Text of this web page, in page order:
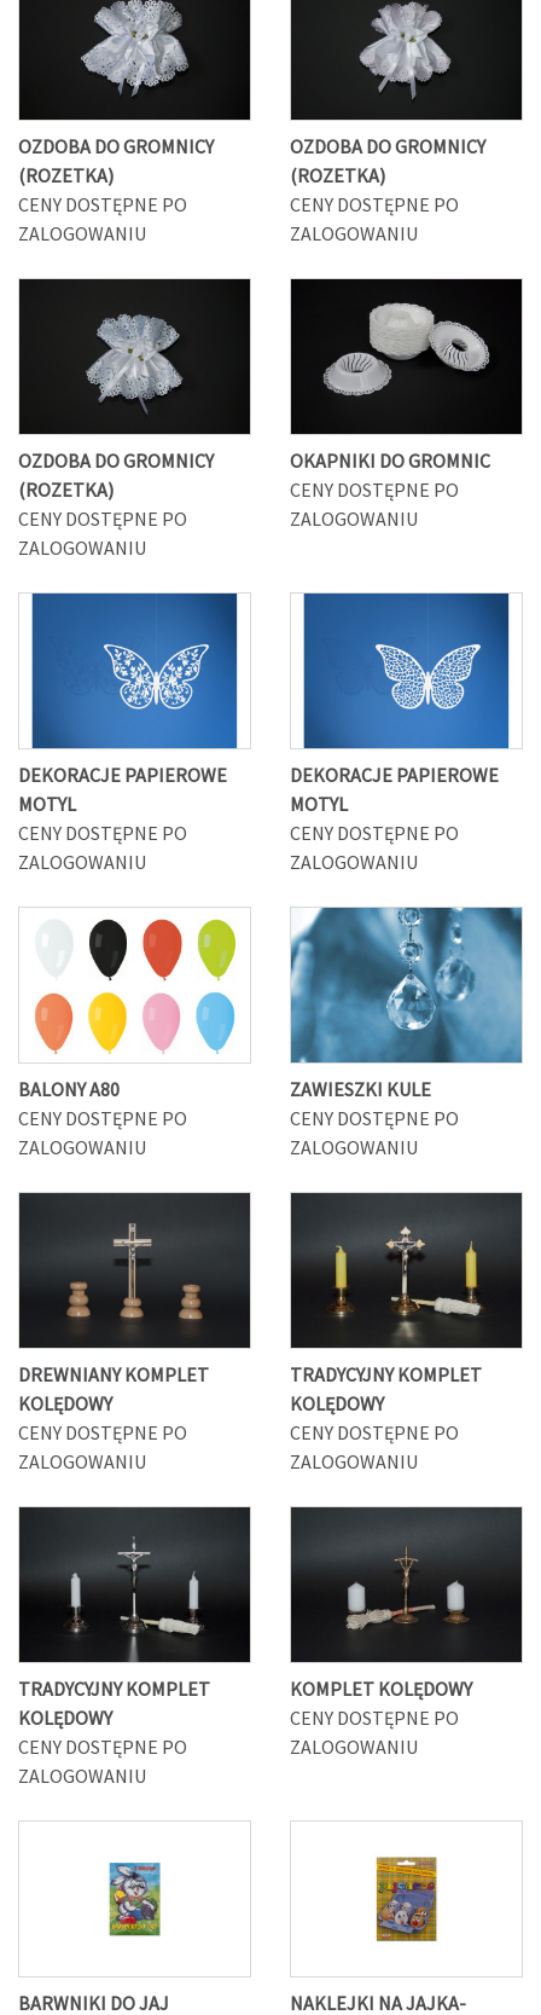
OZDOBA DO GROMNICY
(ROZETKA)
CENY DOSTĘPNE PO
ZALOGOWANIU
OZDOBA DO GROMNICY
(ROZETKA)
CENY DOSTĘPNE PO
ZALOGOWANIU
OZDOBA DO GROMNICY
(ROZETKA)
CENY DOSTĘPNE PO
ZALOGOWANIU
OKAPNIKI DO GROMNIC
CENY DOSTĘPNE PO
ZALOGOWANIU
DEKORACJE PAPIEROWE
MOTYL
CENY DOSTĘPNE PO
ZALOGOWANIU
DEKORACJE PAPIEROWE
MOTYL
CENY DOSTĘPNE PO
ZALOGOWANIU
BALONY A80
CENY DOSTĘPNE PO
ZALOGOWANIU
ZAWIESZKI KULE
CENY DOSTĘPNE PO
ZALOGOWANIU
DREWNIANY KOMPLET
KOLĘDOWY
CENY DOSTĘPNE PO
ZALOGOWANIU
TRADYCYJNY KOMPLET
KOLĘDOWY
CENY DOSTĘPNE PO
ZALOGOWANIU
TRADYCYJNY KOMPLET
KOLĘDOWY
CENY DOSTĘPNE PO
ZALOGOWANIU
KOMPLET KOLĘDOWY
CENY DOSTĘPNE PO
ZALOGOWANIU
BARWNIKI DO JAJ NAKLEJKI NA JAJKA-